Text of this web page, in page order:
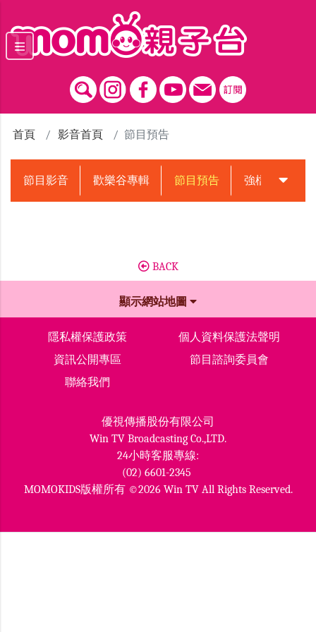
首頁 影音首頁 節目預告
節目影音 歡樂谷專輯 節目預告 強檔動畫預告
BACK
顯示網站地圖
隱私權保護政策
個人資料保護法聲明
資訊公開專區
節目諮詢委員會
聯絡我們
優視傳播股份有限公司
Win TV Broadcasting Co.,LTD.
24小時客服專線:
(02) 6601-2345
MOMOKIDS版權所有 ©2026 Win TV All Rights Reserved.